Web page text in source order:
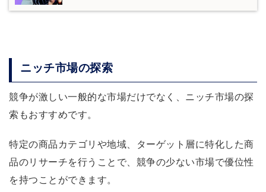
ニッチ市場の探索
競争が激しい一般的な市場だけでなく、ニッチ市場の探
索もおすすめです。
特定の商品カテゴリや地域、ターゲット層に特化した商
品のリサーチを行うことで、競争の少ない市場で優位性
を持つことができます。